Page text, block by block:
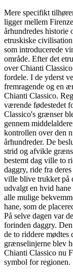
Mere specifikt
ligger mellem
århundredes
etruskiske
som introducerede
område. Efter det
over Chianti
fordele. I de yderst
fremragende og en
Chianti Classico.
værende fødestedet
Classico's grænser
gennem
kontrollen over den
århundreder. De
strid og afvikle
bestemt dag ville to
daggry, ride fra
ville blive trukket på
udvalgt en hvid hane
alle mulige
hane, som de
På selve dagen var
forinden daggry.
de to riddere mødtes
grænselinjerne blev
Chianti Classico nu
symbol for regionen.